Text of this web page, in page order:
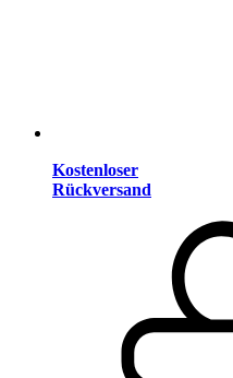
Kostenloser
Rückversand